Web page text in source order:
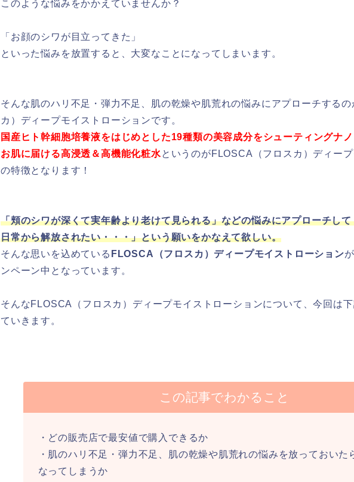
このような悩みをかかえていませんか？
「お顔のシワが目立ってきた」
といった悩みを放置すると、大変なことになってしまいます。
そんな肌のハリ不足・弾力不足、肌の乾燥や肌荒れの悩みにアプローチする
カ）ディープモイストローションです。
国産ヒト幹細胞培養液をはじめとした19種類の美容成分をシューティングナ
お肌に届ける高浸透＆高機能化粧水というのがFLOSCA（フロスカ）ディー
の特徴となります！
「頬のシワが深くて実年齢より老けて見られる」などの悩みにアプローチし
日常から解放されたい・・・」という願いをかなえて欲しい。
そんな思いを込めている FLOSCA（フロスカ）ディープモイストローション
ンペーン中となっています。
そんなFLOSCA（フロスカ）ディープモイストローションについて、今回は
ていきます。
この記事でわかること
・どの販売店で最安値で購入できるか
・肌のハリ不足・弾力不足、肌の乾燥や肌荒れの悩みを放っておいた
なってしまうか